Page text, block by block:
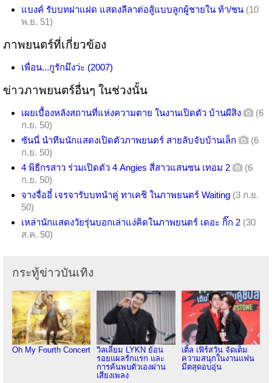
แบงค์ รับบทฝาแฝด แสดงลีลาต่อสู้แบบลูกผู้ชายใน ท้า/ชน (10
พ.ย. 51)
ภาพยนตร์ที่เกี่ยวข้อง
เพื่อน...กูรักมึงว่ะ (2007)
ข่าวภาพยนตร์อื่นๆ ในช่วงนั้น
เผยเบื้องหลังสถานที่แห่งความตาย ในงานเปิดตัว บ้านผีสิง
(6
ก.ย. 50)
ซันนี่ นำทีมนักแสดงเปิดตัวภาพยนตร์ สายลับจับบ้านเล็ก
(6
ก.ย. 50)
4 พิธีกรสาว ร่วมเปิดตัว 4 Angies สี่สาวแสนซน เทอม 2
(6
ก.ย. 50)
จางจื่ออี๋ เจรจารับบทนำคู่ ทาเคชิ ในภาพยนตร์ Waiting (3 ก.ย.
50)
เหล่านักแสดงวัยรุ่นบอกเล่าแง่คิดในภาพยนตร์ เดอะ กิ๊ก 2 (30
ส.ค. 50)
กระทู้ข่าวบันเทิง
Oh My Fourth Concert
วิลเลี่ยม LYKN ย้อน
รอยแผลรักแรก และ
การค้นพบตัวเองผ่าน
เสียงเพลง
เติ้ล เฟิร์สวัน จัดเต็ม
ความสนุกในงานแฟน
มีตสุดอบอุ่น